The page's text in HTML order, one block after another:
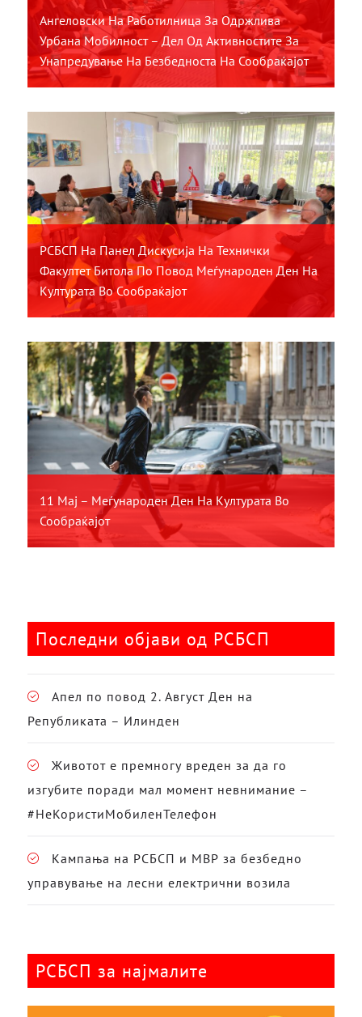
Ангеловски На Работилница За Одржлива
Урбана Мобилност – Дел Од Активностите За
Унапредување На Безбедноста На Сообраќајот
РСБСП На Панел Дискусија На Технички
Факултет Битола По Повод Меѓународен Ден На
Културата Во Сообраќајот
11 Мај – Меѓународен Ден На Културата Во
Сообраќајот
Последни објави од РСБСП
Апел по повод 2. Август Ден на
Републиката – Илинден
Животот е премногу вреден за да го
изгубите поради мал момент невнимание –
#НеКористиМобиленТелефон
Кампања на РСБСП и МВР за безбедно
управување на лесни електрични возила
РСБСП за најмалите